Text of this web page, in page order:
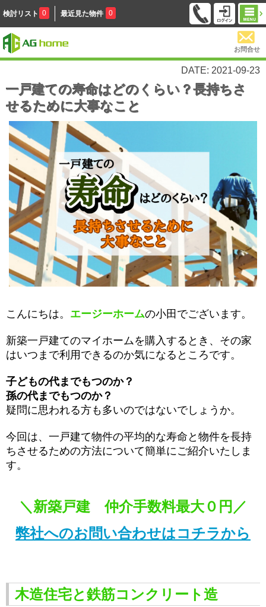
検討リスト 0 最近見た物件 0
お問合せ
DATE: 2021-09-23
一戸建ての寿命はどのくらい？長持ちさ
せるために大事なこと
こんにちは。 エージーホームの小田でございます。
新築一戸建てのマイホームを購入するとき、その家
はいつまで利用できるのか気になるところです。
子どもの代までもつのか？
孫の代までもつのか？
疑問に思われる方も多いのではないでしょうか。
今回は、一戸建て物件の平均的な寿命と物件を長持
ちさせるための方法について簡単にご紹介いたしま
す。
＼新築戸建 仲介手数料最大０円／
弊社へのお問い合わせはコチラから
木造住宅と鉄筋コンクリート造